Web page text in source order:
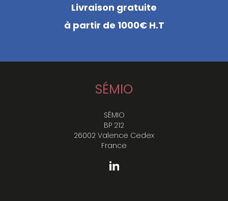
Livraison gratuite
à partir de 1000€ H.T
SÉMIO
SÉMIO
BP 212
26002 Valence Cedex
France